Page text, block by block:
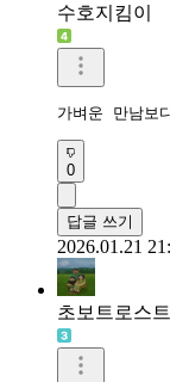
수호지킴이
가벼운 만남보
0
답글 쓰기
2026.01.21
초보트로스트